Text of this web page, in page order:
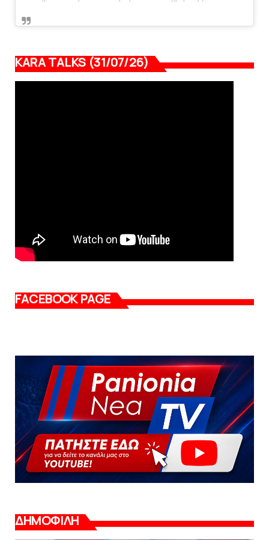
KARA TALKS (31/07/26)
FACEBOOK PAGE
ΔΗΜΟΦΙΛΗ